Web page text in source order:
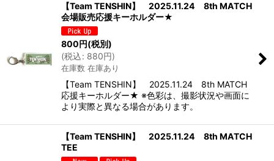
【Team TENSHIN】 2025.11.24 8th MATCH
会場販売応援キーホルダー★
800円(税別)
(税込: 880円)
在庫数 在庫あり
【Team TENSHIN】 2025.11.24 8th MATCH
応援キーホルダー★ ※色彩は、撮影状況や画面に
より実際と異なる場合があります。
【Team TENSHIN】 2025.11.24 8th MATCH
TEE